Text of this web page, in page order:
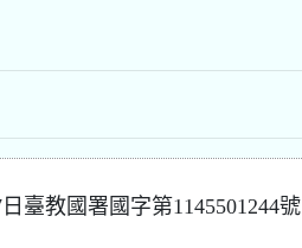
臺教國署國字第1145501244號